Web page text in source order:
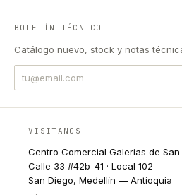
BOLETÍN TÉCNICO
Catálogo nuevo, stock y notas
VISITANOS
Centro Comercial Galerias de San
Calle 33 #42b-41 · Local 102
San Diego, Medellín — Antioquia